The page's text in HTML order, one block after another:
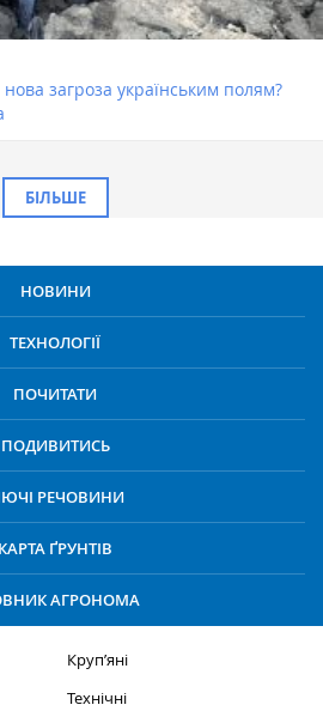
нова загроза українським полям?
БІЛЬШЕ
НОВИНИ
ТЕХНОЛОГІЇ
ПОЧИТАТИ
ПОДИВИТИСЬ
РЕЧОВИНИ
КАРТА ҐРУНТІВ
АГРОНОМА
Круп’яні
Технічні